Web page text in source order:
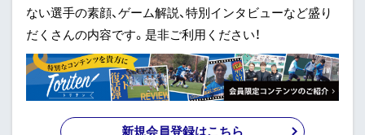
ない選手の素顔、ゲーム解説、特別インタビューなど盛り
だくさんの内容です。是非ご利用ください！
新規会員登録はこちら